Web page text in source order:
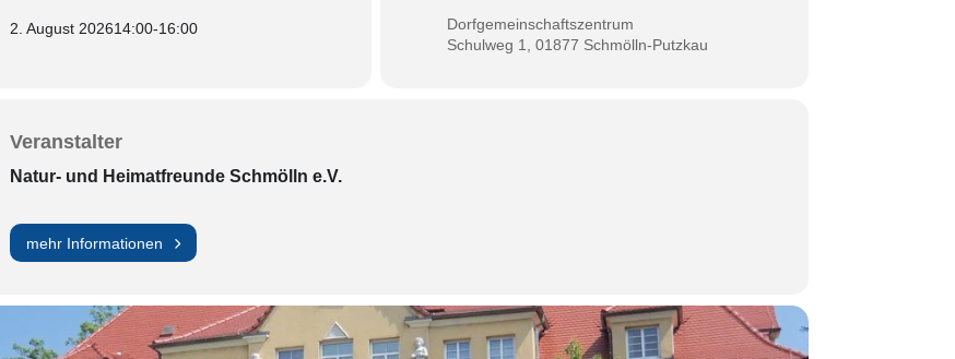
2. August 202614:00-16:00
Dorfgemeinschaftszentrum
Schulweg 1, 01877 Schmölln-Putzkau
Veranstalter
Natur- und Heimatfreunde Schmölln e.V.
mehr Informationen